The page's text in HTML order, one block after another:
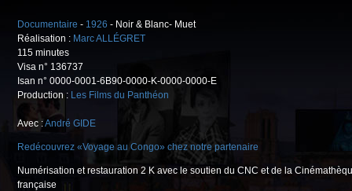
Documentaire - 1926 - Noir & Blanc- Muet
Réalisation : Marc ALLÉGRET
115 minutes
Visa n° 136737
Isan n° 0000-0001-6B90-0000-K-0000-0000-E
Production : Les Films du Panthéon
Avec :André GIDE
Redécouvrez «Voyage au Congo» chez notre partenaire
Numérisation et restauration 2 K avec le soutien du CNC et de la
française